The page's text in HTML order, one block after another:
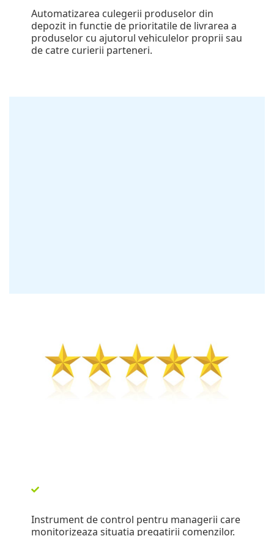
Automatizarea culegerii produselor din
depozit in functie de prioritatile de livrarea a
produselor cu ajutorul vehiculelor proprii sau
de catre curierii parteneri.
Instrument de control pentru managerii care
monitorizeaza situatia pregatirii comenzilor.